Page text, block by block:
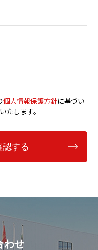
個人情報保護方針に基づい
たします。
わせ